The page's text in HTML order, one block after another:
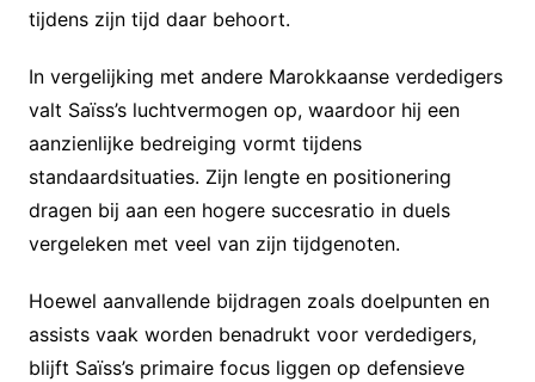
tijdens zijn tijd daar behoort.
In vergelijking met andere Marokkaanse verdedigers
valt Saïss’s luchtvermogen op, waardoor hij een
aanzienlijke bedreiging vormt tijdens
standaardsituaties. Zijn lengte en positionering
dragen bij aan een hogere succesratio in duels
vergeleken met veel van zijn tijdgenoten.
Hoewel aanvallende bijdragen zoals doelpunten en
assists vaak worden benadrukt voor verdedigers,
blijft Saïss’s primaire focus liggen op defensieve